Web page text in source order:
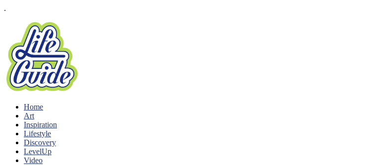
.
Home
Art
Inspiration
Lifestyle
Discovery
LevelUp
Video